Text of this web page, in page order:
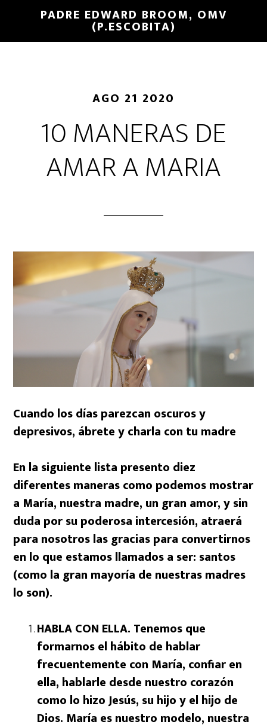
PADRE EDWARD BROOM, OMV
(P.ESCOBITA)
AGO 21 2020
10 MANERAS DE
AMAR A MARIA
Cuando los días parezcan oscuros y
depresivos, ábrete y charla con tu madre
En la siguiente lista presento diez
diferentes maneras como podemos mostrar
a María, nuestra madre, un gran amor, y sin
duda por su poderosa intercesión, atraerá
para nosotros las gracias para convertirnos
en lo que estamos llamados a ser: santos
(como la gran mayoría de nuestras madres
lo son).
HABLA CON ELLA. Tenemos que
formarnos el hábito de hablar
frecuentemente con María, confiar en
ella, hablarle desde nuestro corazón
como lo hizo Jesús, su hijo y el hijo de
Dios. María es nuestro modelo, nuestra